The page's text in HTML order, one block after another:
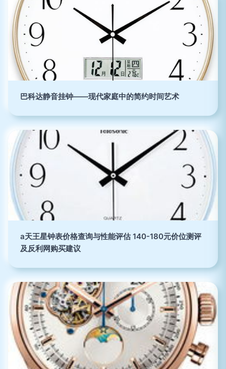
巴科达静音挂钟——现代家庭中的简约时间艺术
a天王星钟表价格查询与性能评估 140-180元价位测评
及反利网购买建议